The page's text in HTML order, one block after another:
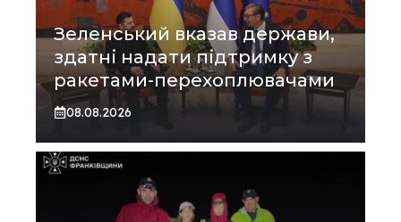
Зеленський вказав держави,
здатні надати підтримку з
ракетами-перехоплювачами
08.08.2026